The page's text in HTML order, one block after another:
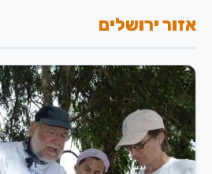
אזור ירושלים